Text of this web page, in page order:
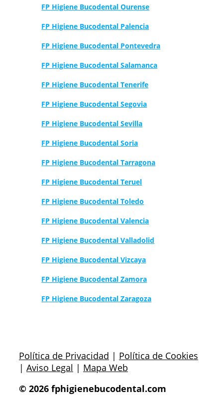
FP Higiene Bucodental Ourense
FP Higiene Bucodental Palencia
FP Higiene Bucodental Pontevedra
FP Higiene Bucodental Salamanca
FP Higiene Bucodental Tenerife
FP Higiene Bucodental Segovia
FP Higiene Bucodental Sevilla
FP Higiene Bucodental Soria
FP Higiene Bucodental Tarragona
FP Higiene Bucodental Teruel
FP Higiene Bucodental Toledo
FP Higiene Bucodental Valencia
FP Higiene Bucodental Valladolid
FP Higiene Bucodental Vizcaya
FP Higiene Bucodental Zamora
FP Higiene Bucodental Zaragoza
Política de Privacidad | Política de Cookies
| Aviso Legal | Mapa Web
© 2026 fphigienebucodental.com